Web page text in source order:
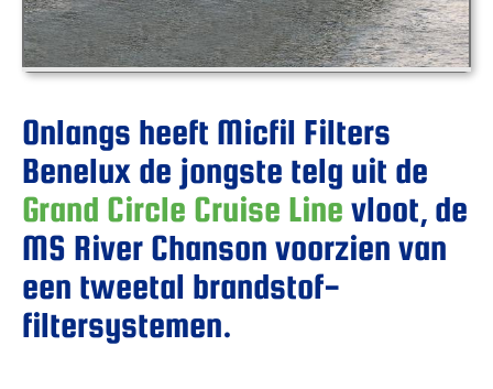
Onlangs heeft Micfil Filters
Benelux de jongste telg uit de
Grand Circle Cruise Line vloot, de
MS River Chanson voorzien van
een tweetal brandstof-
filtersystemen.